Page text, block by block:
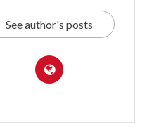
See author's posts